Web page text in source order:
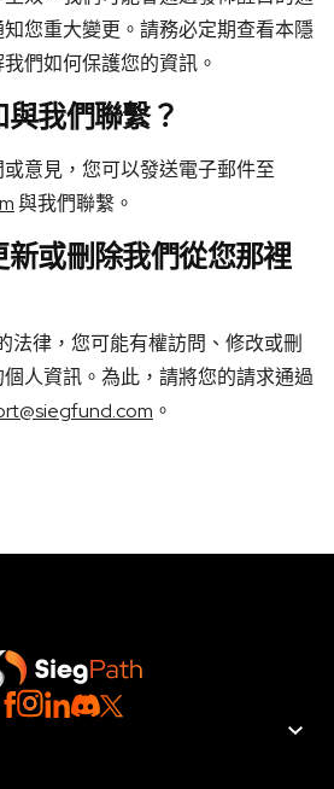
您重大變更。請務必定期查看本隱
們如何保護您的資訊。
我們聯繫？
意見，您可以發送電子郵件至
與我們聯繫。
或刪除我們從您那裡
法律，您可能有權訪問、修改或刪
人資訊。為此，請將您的請求通過
。